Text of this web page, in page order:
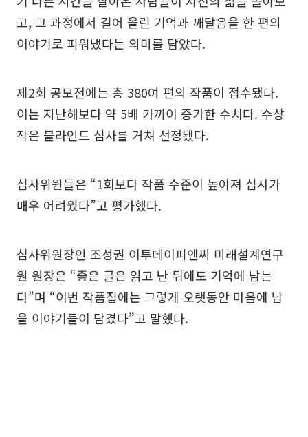
고, 그 과정에서 길어 올린 기억과 깨달음을 한 편의
이야기로 피워냈다는 의미를 담았다.
제2회 공모전에는 총 380여 편의 작품이 접수됐다.
이는 지난해보다 약 5배 가까이 증가한 수치다. 수상
작은 블라인드 심사를 거쳐 선정됐다.
심사위원들은 “1회보다 작품 수준이 높아져 심사가
매우 어려웠다”고 평가했다.
심사위원장인 조성권 이투데이피엔씨 미래설계연구
원 원장은 “좋은 글은 읽고 난 뒤에도 기억에 남는
다”며 “이번 작품집에는 그렇게 오랫동안 마음에 남
을 이야기들이 담겼다”고 말했다.